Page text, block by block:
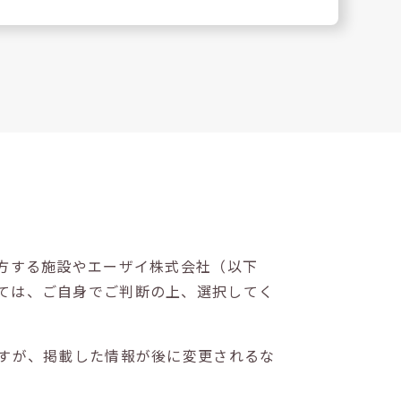
る施設やエーザイ株式会社（以下
、ご自身でご判断の上、選択してく
が、掲載した情報が後に変更されるな